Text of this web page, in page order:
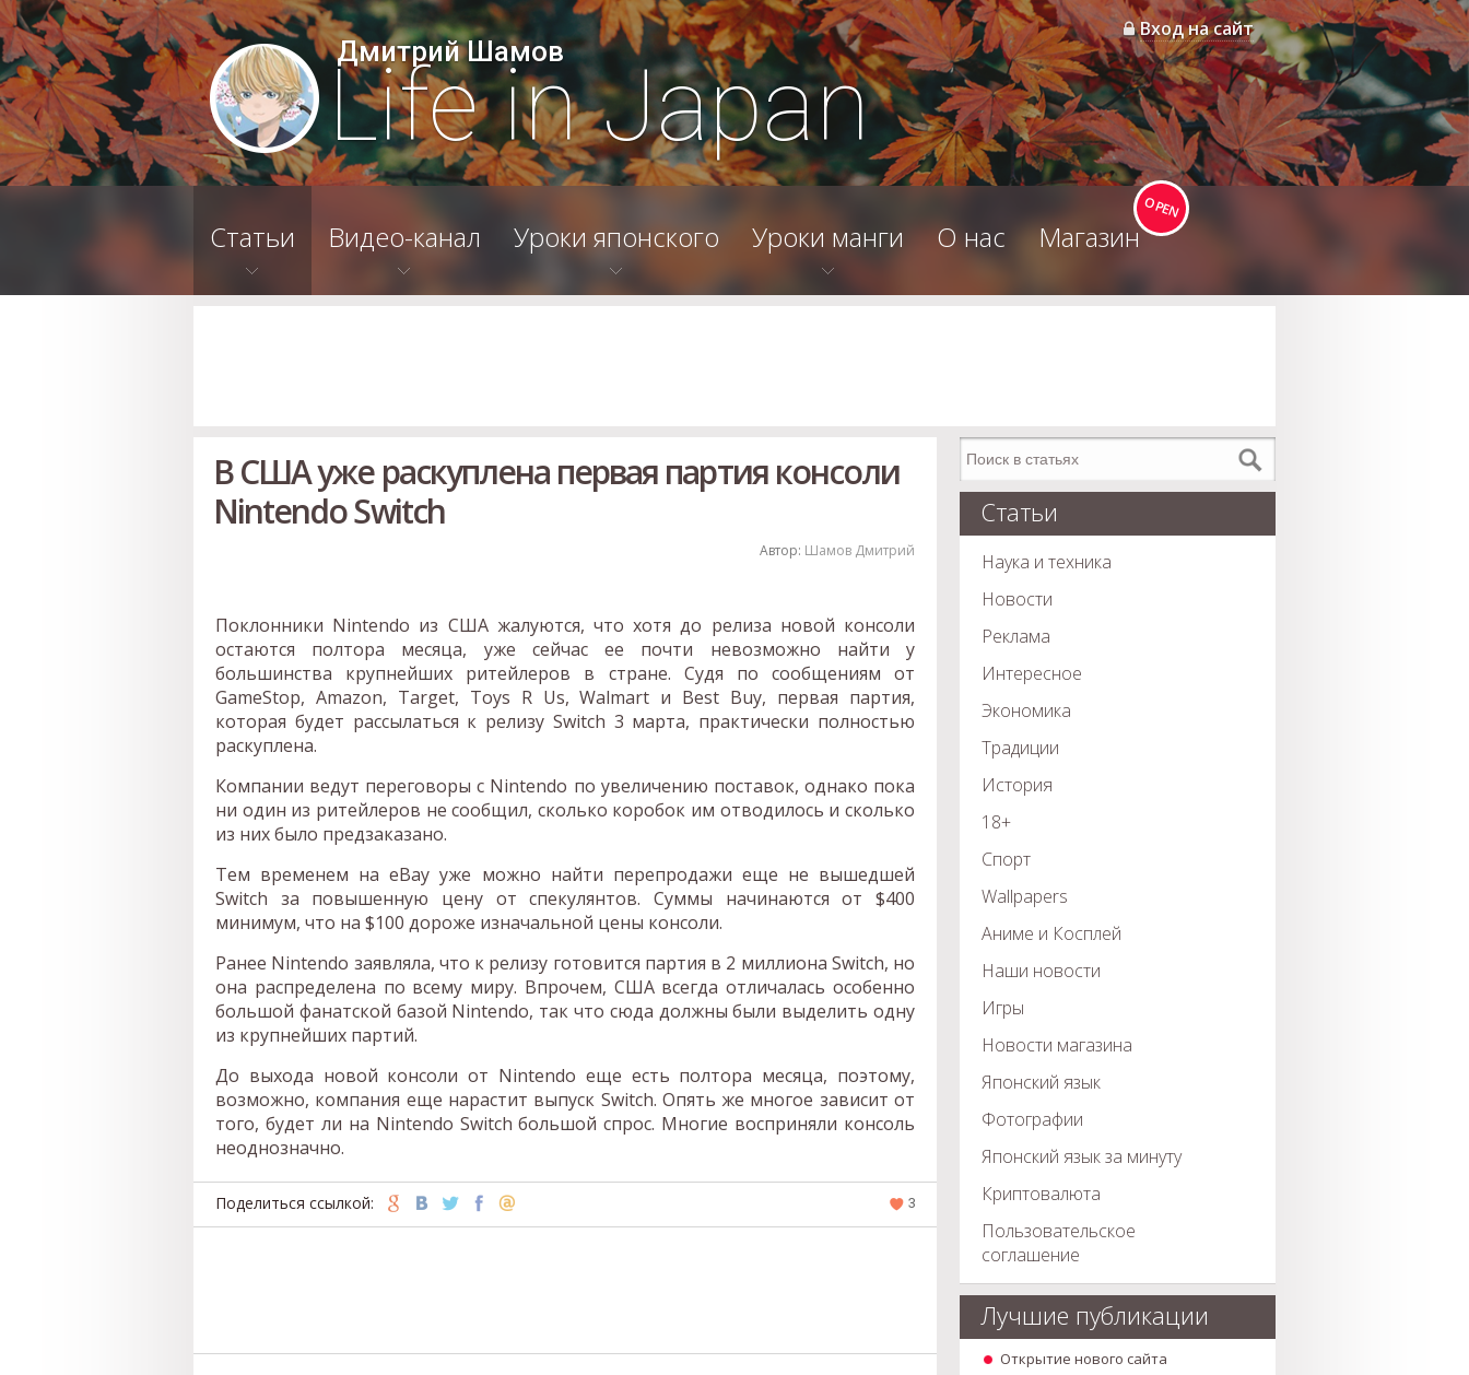
Вход на сайт
Дмитрий Шамов
Life in Japan
Статьи Видео-канал Уроки японского Уроки манги О нас Магазин
В США уже раскуплена первая партия консоли
Nintendo Switch
Автор: Шамов Дмитрий
Поклонники Nintendo из США жалуются, что хотя до релиза новой консоли
остаются полтора месяца, уже сейчас ее почти невозможно найти у
большинства крупнейших ритейлеров в стране. Судя по сообщениям от
GameStop, Amazon, Target, Toys R Us, Walmart и Best Buy, первая партия,
которая будет рассылаться к релизу Switch 3 марта, практически полностью
раскуплена.
Компании ведут переговоры с Nintendo по увеличению поставок, однако пока
ни один из ритейлеров не сообщил, сколько коробок им отводилось и сколько
из них было предзаказано.
Тем временем на eBay уже можно найти перепродажи еще не вышедшей
Switch за повышенную цену от спекулянтов. Суммы начинаются от $400
минимум, что на $100 дороже изначальной цены консоли.
Ранее Nintendo заявляла, что к релизу готовится партия в 2 миллиона Switch, но
она распределена по всему миру. Впрочем, США всегда отличалась особенно
большой фанатской базой Nintendo, так что сюда должны были выделить одну
из крупнейших партий.
До выхода новой консоли от Nintendo еще есть полтора месяца, поэтому,
возможно, компания еще нарастит выпуск Switch. Опять же многое зависит от
того, будет ли на Nintendo Switch большой спрос. Многие восприняли консоль
неоднозначно.
Поделиться ссылкой: 3
Статьи
Наука и техника
Новости
Реклама
Интересное
Экономика
Традиции
История
18+
Спорт
Wallpapers
Аниме и Косплей
Наши новости
Игры
Новости магазина
Японский язык
Фотографии
Японский язык за минуту
Криптовалюта
Пользовательское
соглашение
Лучшие публикации
Открытие нового сайта